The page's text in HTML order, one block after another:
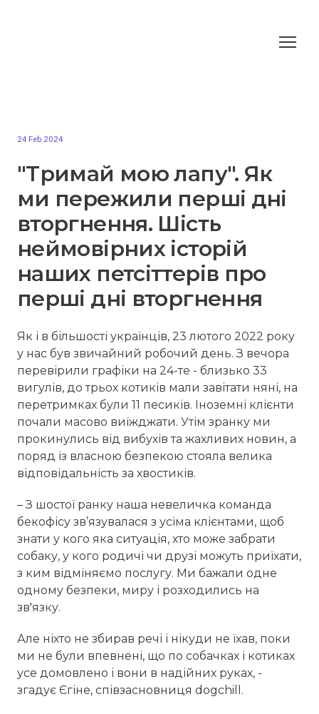
24 Feb 2024
"Тримай мою лапу". Як
ми пережили перші дні
вторгнення. Шість
неймовірних історій
наших петсіттерів про
перші дні вторгнення
Як і в більшості українців, 23 лютого 2022 року
у нас був звичайний робочий день. З вечора
перевірили графіки на 24-те - близько 33
вигулів, до трьох котиків мали завітати няні, на
перетримках були 11 песиків. Іноземні клієнти
почали масово виїжджати. Утім зранку ми
прокинулись від вибухів та жахливих новин, а
поряд із власною безпекою стояла велика
відповідальність за хвостиків.
– З шостої ранку наша невеличка команда
бекофісу зв’язувалася з усіма клієнтами, щоб
знати у кого яка ситуація, хто може забрати
собаку, у кого родичі чи друзі можуть приїхати,
з ким відміняємо послугу. Ми бажали одне
одному безпеки, миру і розходились на
зв'язку.
Але ніхто не збирав речі і нікуди не їхав, поки
ми не були впевнені, що по собачках і котиках
усе домовлено і вони в надійних руках, -
згадує Єгіне, співзасновниця dogchill.